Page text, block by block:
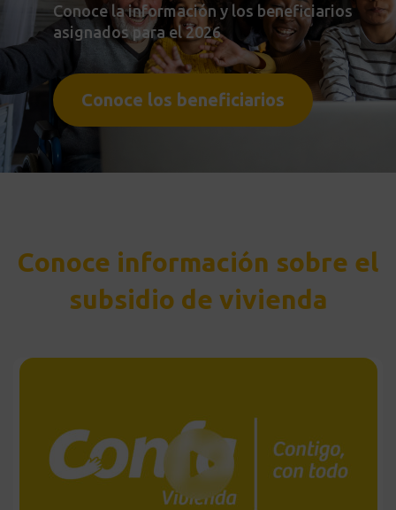
Conoce la información y los beneficiarios
asignados para el 2026
Conoce los beneficiarios
Conoce información sobre el
subsidio de vivienda